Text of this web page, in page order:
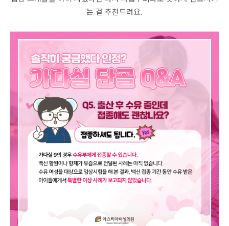
는 걸 추천드려요.